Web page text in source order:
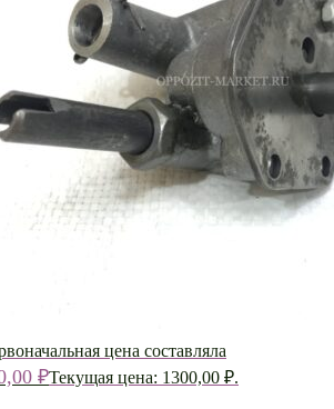
цена составляла
₽Текущая цена: 1300,00 ₽.